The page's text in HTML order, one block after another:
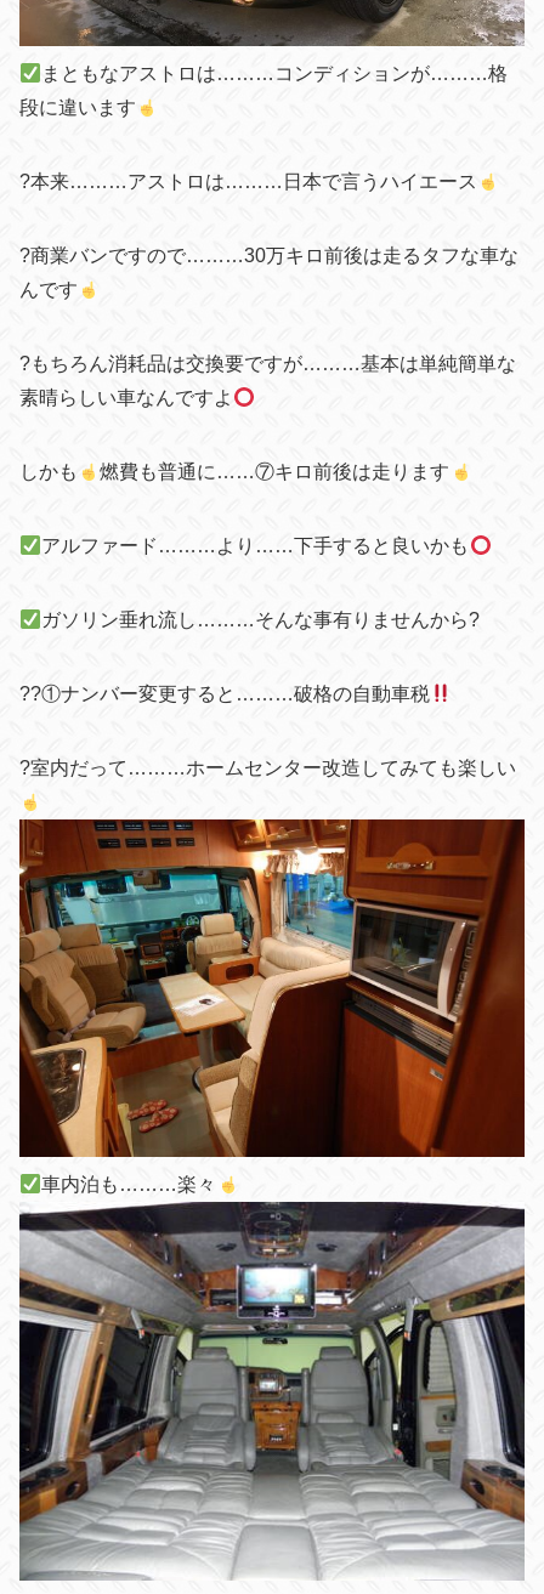
まともなアストロは………コンディションが………格
段に違います
?本来………アストロは………日本で言うハイエース
?商業バンですので………30万キロ前後は走るタフな車な
んです
?もちろん消耗品は交換要ですが………基本は単純簡単な
素晴らしい車なんですよ
しかも 燃費も普通に……⑦キロ前後は走ります
アルファード………より……下手すると良いかも
ガソリン垂れ流し………そんな事有りませんから?
??①ナンバー変更すると………破格の自動車税
?室内だって………ホームセンター改造してみても楽しい
車内泊も………楽々